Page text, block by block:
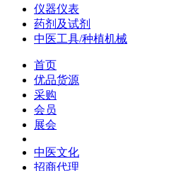
仪器仪表
药剂及试剂
中医工具/种植机械
首页
优品货源
采购
会员
展会
中医文化
招商代理